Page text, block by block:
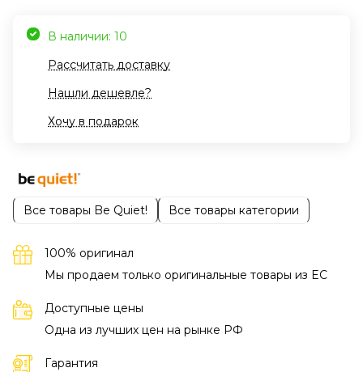
В наличии: 10
Рассчитать доставку
Нашли дешевле?
Хочу в подарок
Все товары Be Quiet! Все товары категории
100% оригинал
Мы продаем только оригинальные товары из EC
Доступные цены
Одна из лучших цен на рынке РФ
Гарантия